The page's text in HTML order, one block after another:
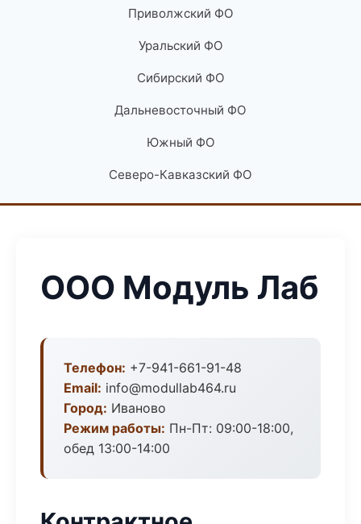
Приволжский ФО
Уральский ФО
Сибирский ФО
Дальневосточный ФО
Южный ФО
Северо-Кавказский ФО
ООО Модуль Лаб
Телефон: +7-941-661-91-48
Email: info@modullab464.ru
Город: Иваново
Режим работы: Пн-Пт: 09:00-18:00,
обед 13:00-14:00